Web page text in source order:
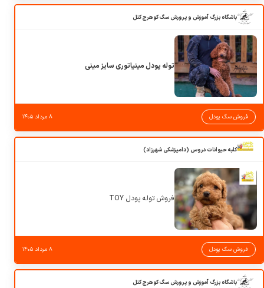
باشگاه بزرگ آموزش و پرورش سگ کوهرج کنل
توله پودل مینیاتوری سایز مینی
فروش سگ پودل ۸ مرداد ۱۴۰۵
کلبه حیوانات دروس (دامپزشکی شهرزاد)
فروش توله پودل TOY
فروش سگ پودل ۸ مرداد ۱۴۰۵
باشگاه بزرگ آموزش و پرورش سگ کوهرج کنل